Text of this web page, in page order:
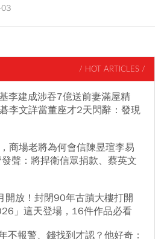
/ HOT ARTICLES /
李建成涉吞7億送前妻滿屋精
李文詳當董座才2天閃辭：發現
商場老將為何會信陳昱瑄李易
聲：將捍衛信眾捐款、蔡英文
開放！封閉90年古蹟大樓打開
」這天登場，16件作品必看
不報警、錢找到才認？他好奇：